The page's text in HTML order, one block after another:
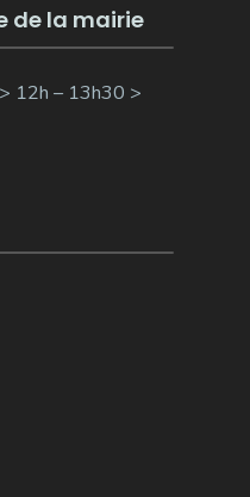
de la mairie
12h – 13h30 >